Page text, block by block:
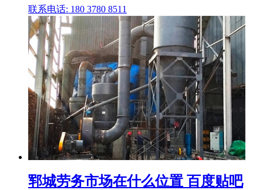
联系电话: 180 3780 8511
郓城劳务市场在什么位置 百度贴吧